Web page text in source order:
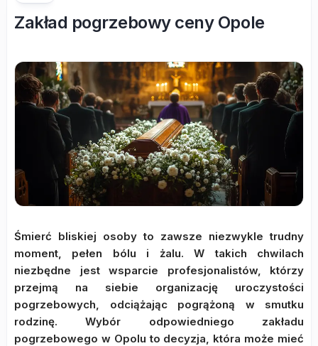
Zakład pogrzebowy ceny Opole
Śmierć bliskiej osoby to zawsze niezwykle trudny
moment, pełen bólu i żalu. W takich chwilach
niezbędne jest wsparcie profesjonalistów, którzy
przejmą na siebie organizację uroczystości
pogrzebowych, odciążając pogrążoną w smutku
rodzinę. Wybór odpowiedniego zakładu
pogrzebowego w Opolu to decyzja, która może mieć